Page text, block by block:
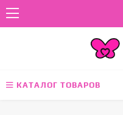
КАТАЛОГ ТОВАРОВ